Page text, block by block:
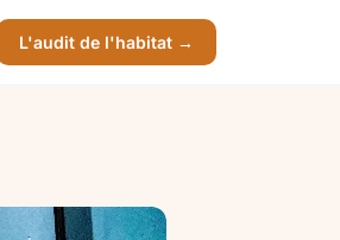
L'audit de l'habitat →